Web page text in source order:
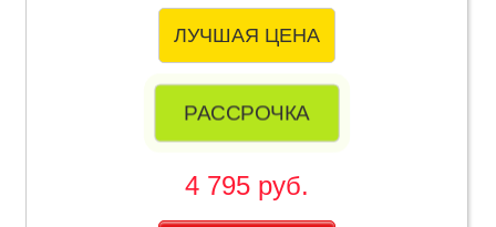
ЛУЧШАЯ ЦЕНА
РАССРОЧКА
4 795 руб.